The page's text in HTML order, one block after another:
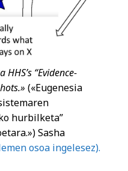
“Evidence-
(«Eugenesia
hurbilketa”
Sasha
osoa ingelesez).